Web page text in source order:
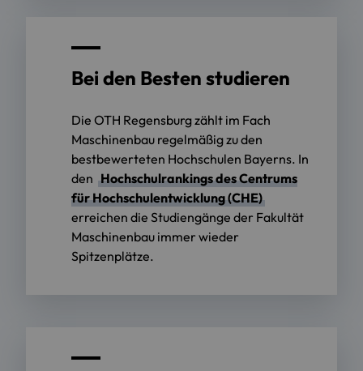
Bei den Besten studieren
Die OTH Regensburg zählt im Fach
Maschinenbau regelmäßig zu den
bestbewerteten Hochschulen Bayerns. In
den Hochschulrankings des Centrums
für Hochschulentwicklung (CHE)
erreichen die Studiengänge der Fakultät
Maschinenbau immer wieder
Spitzenplätze.